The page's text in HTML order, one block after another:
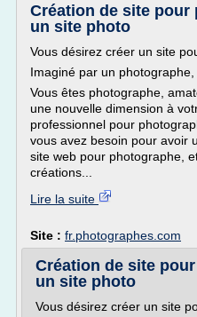
Création de site pour
un site photo
Vous désirez créer un site
Imaginé par un
Vous êtes photographe,
une nouvelle dimension à
professionnel pour
vous avez besoin pour avoir
site web pour photographe,
créations...
Lire la suite
Site : fr.photographes.com
Création de site
un site photo
Vous désirez créer un site